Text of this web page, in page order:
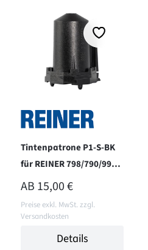
Tintenpatrone P1-S-BK
für REINER 798/790/990 -
schwarz
REGULÄRER PREIS:
AB 15,00 €
Preise exkl. MwSt. zzgl.
Versandkosten
Details